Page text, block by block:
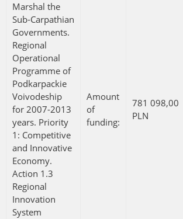
Marshal the
Sub-Carpathian
Governments.
Regional
Operational
Programme of
Podkarpackie
Voivodeship
for 2007-2013
years. Priority
1: Competitive
and Innovative
Economy.
Action 1.3
Regional
Innovation
System
Amount
of
funding:
781 098,00
PLN